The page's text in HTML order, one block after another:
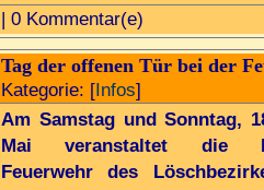
| 0 Kommentar(e)
Tag der offenen Tür bei der
Kategorie: [Infos]
Am Samstag und Sonntag,
Mai veranstaltet die
Feuerwehr des